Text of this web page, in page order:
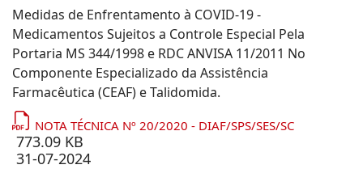
Medidas de Enfrentamento à COVID-19 -
Medicamentos Sujeitos a Controle Especial Pela
Portaria MS 344/1998 e RDC ANVISA 11/2011 No
Componente Especializado da Assistência
Farmacêutica (CEAF) e Talidomida.
NOTA TÉCNICA Nº 20/2020 - DIAF/SPS/SES/SC
773.09 KB
31-07-2024